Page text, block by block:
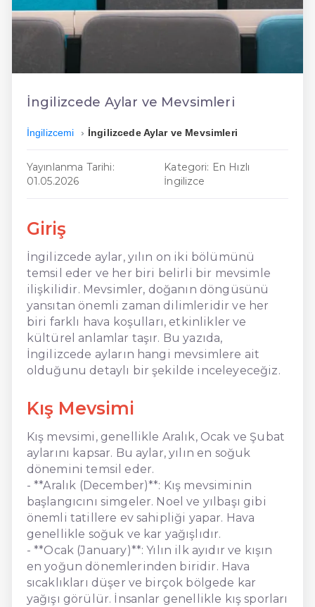
En Hızlı İngilizce
En Kolay İngilizce
En Uygun İngilizce
Hızlı İngilizce
İngilizcede Aylar ve Mevsimleri
İngilizcemi İngilizcede Aylar ve Mevsimleri
Yayınlanma Tarihi:
01.05.2026
Kategori: En Hızlı
İngilizce
Giriş
İngilizcede aylar, yılın on iki bölümünü
temsil eder ve her biri belirli bir mevsimle
ilişkilidir. Mevsimler, doğanın döngüsünü
yansıtan önemli zaman dilimleridir ve her
biri farklı hava koşulları, etkinlikler ve
kültürel anlamlar taşır. Bu yazıda,
İngilizcede ayların hangi mevsimlere ait
olduğunu detaylı bir şekilde inceleyeceğiz.
Kış Mevsimi
Kış mevsimi, genellikle Aralık, Ocak ve Şubat
aylarını kapsar. Bu aylar, yılın en soğuk
dönemini temsil eder.
- **Aralık (December)**: Kış mevsiminin
başlangıcını simgeler. Noel ve yılbaşı gibi
önemli tatillere ev sahipliği yapar. Hava
genellikle soğuk ve kar yağışlıdır.
- **Ocak (January)**: Yılın ilk ayıdır ve kışın
en yoğun dönemlerinden biridir. Hava
sıcaklıkları düşer ve birçok bölgede kar
yağışı görülür. İnsanlar genellikle kış sporları